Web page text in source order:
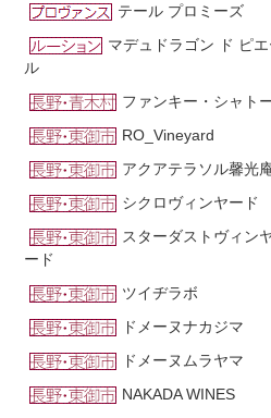
テール プロミーズ
マデュドラゴン ド ピエ
ル
ファンキー・シャト
RO_Vineyard
アクアテラソル馨光
シクロヴィンヤード
スターダストヴィン
ード
ツイヂラボ
ドメーヌナカジマ
ドメーヌムラヤマ
NAKADA WINES